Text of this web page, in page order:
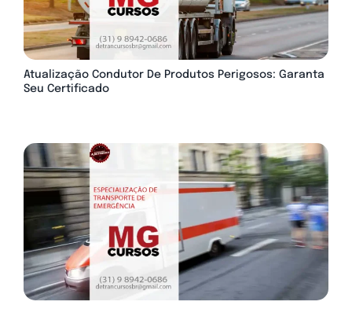
Atualização Condutor De Produtos Perigosos: Garanta
Seu Certificado